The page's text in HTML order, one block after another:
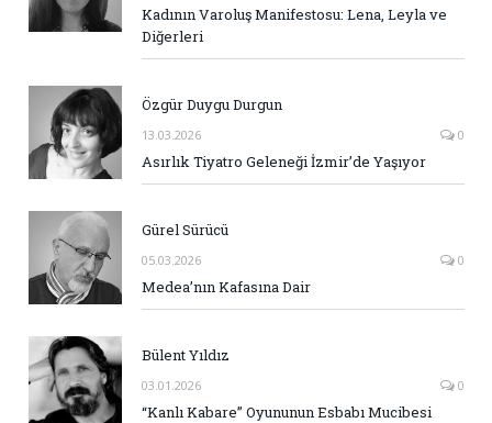
Kadının Varoluş Manifestosu: Lena, Leyla ve
Diğerleri
Özgür Duygu Durgun
13.03.2026 0
Asırlık Tiyatro Geleneği İzmir’de Yaşıyor
Gürel Sürücü
05.03.2026 0
Medea’nın Kafasına Dair
Bülent Yıldız
03.01.2026 0
“Kanlı Kabare” Oyununun Esbabı Mucibesi